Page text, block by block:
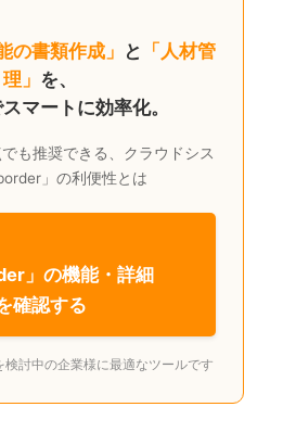
の書類作成」 と
「人材管
理」 を、
マートに効率化。
も推奨できる、クラウドシス
」の利便性とは
」の機能・詳細
確認する
討中の企業様に最適なツールです